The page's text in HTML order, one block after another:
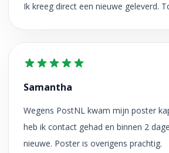
Ik kreeg direct een nieuwe geleverd.
Samantha
Wegens PostNL kwam mijn poster
heb ik contact gehad en binnen 2
nieuwe. Poster is overigens prachtig.